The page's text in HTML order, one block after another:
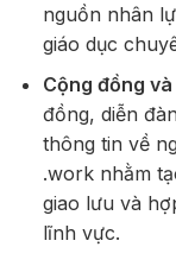
nguồn nhân
giáo dục
Cộng đồng
đồng, diễn
thông tin về
.work nhằm
giao lưu và
lĩnh vực.